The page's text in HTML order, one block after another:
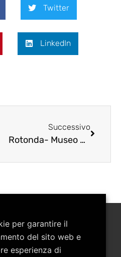
Twitter
LinkedIn
Successivo
Rotonda- Museo Naturalistico del Pollino
per garantire il
del sito web e
esperienza di